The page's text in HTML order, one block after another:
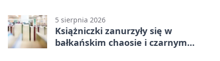
5 sierpnia 2026
Książniczki zanurzyły się w
bałkańskim chaosie i czarnym